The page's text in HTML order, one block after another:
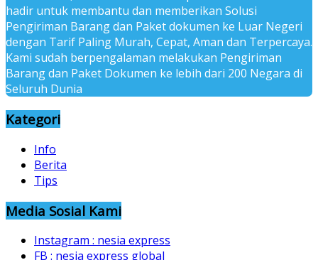
hadir untuk membantu dan memberikan Solusi
Pengiriman Barang dan Paket dokumen ke Luar Negeri
dengan Tarif Paling Murah, Cepat, Aman dan Terpercaya.
Kami sudah berpengalaman melakukan Pengiriman
Barang dan Paket Dokumen ke lebih dari 200 Negara di
Seluruh Dunia
Kategori
Info
Berita
Tips
Media Sosial Kami
Instagram : nesia express
FB : nesia express global